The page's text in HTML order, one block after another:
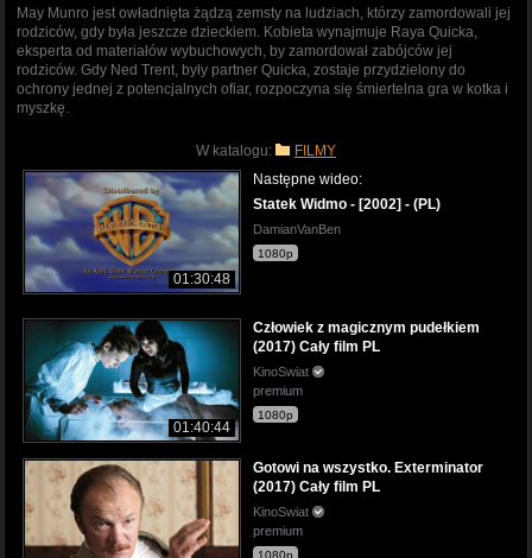
May Munro jest owładnięta żądzą zemsty na ludziach, którzy zamordowali jej
rodziców, gdy była jeszcze dzieckiem. Kobieta wynajmuje Raya Quicka,
eksperta od materiałów wybuchowych, by zamordował zabójców jej
rodziców. Gdy Ned Trent, były partner Quicka, zostaje przydzielony do
ochrony jednej z potencjalnych ofiar, rozpoczyna się śmiertelna gra w kotka i
myszkę.
W katalogu: FILMY
01:30:48
Następne wideo:
Statek Widmo - [2002] - (PL)
DamianVanBen
1080p
01:40:44
Człowiek z magicznym pudełkiem
(2017) Cały film PL
KinoSwiat
premium
1080p
Gotowi na wszystko. Exterminator
(2017) Cały film PL
KinoSwiat
premium
1080p